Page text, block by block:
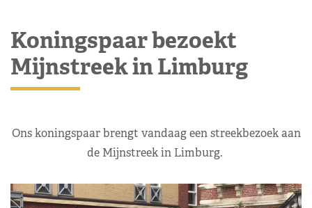
Koningspaar bezoekt
Mijnstreek in Limburg
Ons koningspaar brengt vandaag een streekbezoek aan
de Mijnstreek in Limburg.